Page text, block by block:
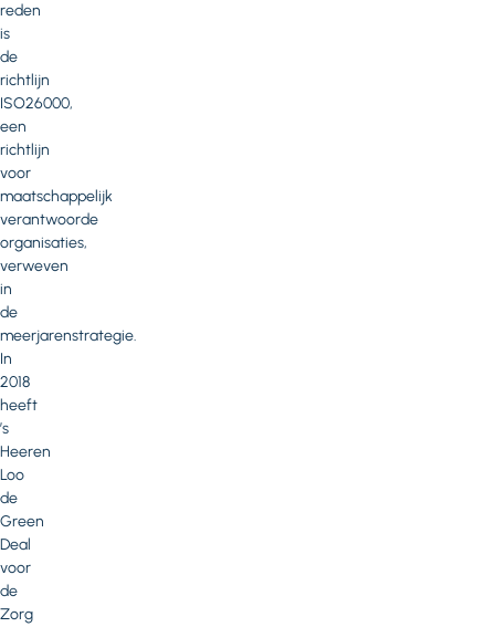
reden
is
de
richtlijn
ISO26000,
een
richtlijn
voor
maatschappelijk
verantwoorde
organisaties,
verweven
in
de
meerjarenstrategie.
In
2018
heeft
’s
Heeren
Loo
de
Green
Deal
voor
de
Zorg